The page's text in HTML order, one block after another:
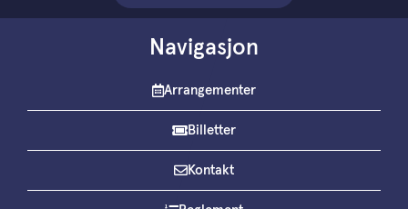
Navigasjon
Arrangementer
Billetter
Kontakt